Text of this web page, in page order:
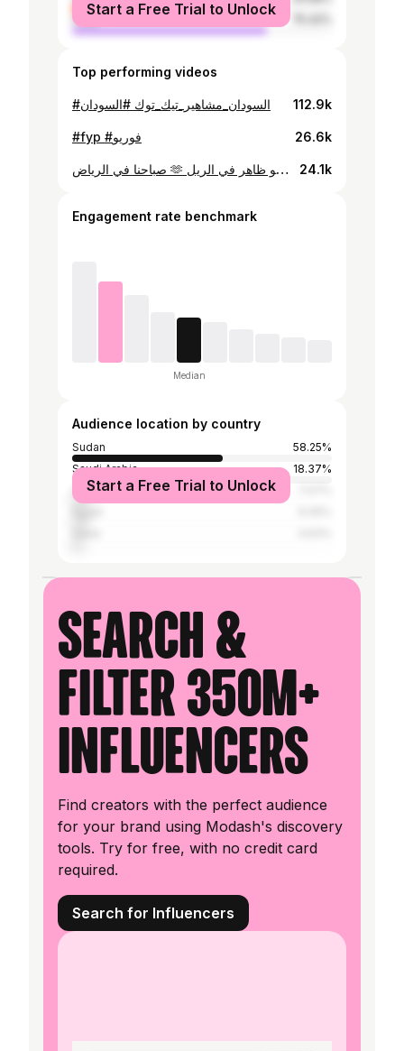
male
Start a Free Trial to Unlock
Top performing videos
#السودان_مشاهير_تيك_توك #السودان 112.9k
#fyp #فوريو 26.6k
صباحنا في الرياض 🫶 لأي زول سأل من المطعم إسمو ظاهر في الريل #breakfast #sudanese_tiktok 24.1k
Engagement rate benchmark
Median
Audience location by country
Sudan
58.25%
Saudi Arabia
18.37%
United Arab Emirates
Start a Free Trial to Unlock
Search &
filter 350M+
influencers
Find creators with the perfect audience
for your brand using Modash's discovery
tools. Try for free, with no credit card
required.
Search for Influencers